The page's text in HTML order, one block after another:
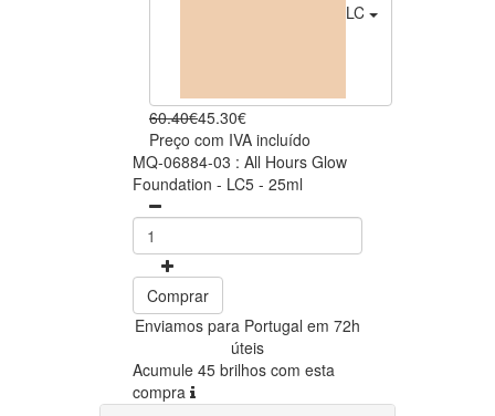
LC545.30€
60.40€45.30€
Preço com IVA incluído
MQ-06884-03 : All Hours Glow
Foundation - LC5 - 25ml
Comprar
Enviamos para Portugal em 72h
úteis
Acumule 45 brilhos com esta
compra